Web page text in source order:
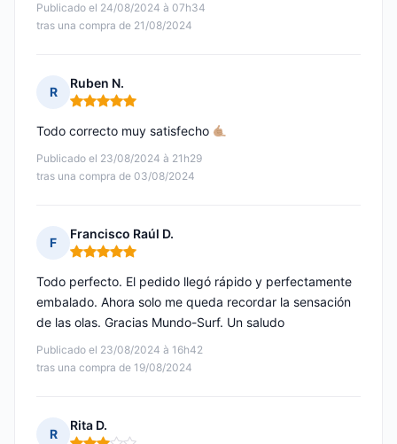
Publicado el 24/08/2024 à 07h34
tras una compra de 21/08/2024
R
Ruben N.
Nota: 5 de 5
Publicado el 23/08/2024 à 21h29
tras una compra de 03/08/2024
Todo correcto muy satisfecho
F
Francisco Raúl D.
Nota: 5 de 5
Publicado el 23/08/2024 à 16h42
tras una compra de 19/08/2024
Todo perfecto. El pedido llegó rápido y perfectamente
embalado. Ahora solo me queda recordar la sensación
de las olas. Gracias Mundo-Surf. Un saludo
R
Rita D.